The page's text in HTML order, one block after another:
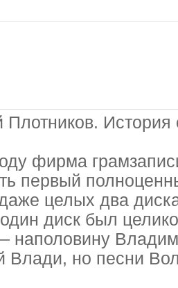
Плотников.
фирма
первый
целых два
диск был
наполовину
Влади, но песни